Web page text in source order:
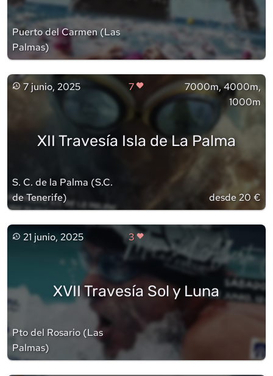
Puerto del Carmen(Las
Palmas)
7 junio, 2025 7
7000m, 4000m,
1000m
XII Travesía Isla de La Palma
S. C. de la Palma (S.C.
de Tenerife) desde 20 €
21 junio, 2025 3
XVII Travesía Sol y Luna
Pto del Rosario(Las
Palmas)